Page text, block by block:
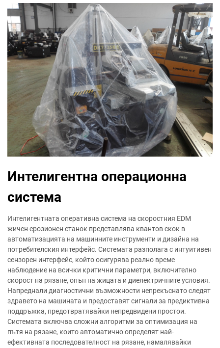
Интелигентна операционна
система
Интелигентната оперативна система на скоростния EDM
жичен ерозионен станок представлява квантов скок в
автоматизацията на машинните инструменти и дизайна на
потребителския интерфейс. Системата разполага с интуитивен
сензорен интерфейс, който осигурява реално време
наблюдение на всички критични параметри, включително
скорост на рязане, опън на жицата и диелектричните условия.
Напреднали диагностични възможности непрекъснато следят
здравето на машината и предоставят сигнали за предиктивна
поддръжка, предотвратявайки непредвидени простои.
Системата включва сложни алгоритми за оптимизация на
пътя на рязане, които автоматично определят най-
ефективната последователност на рязане, намалявайки